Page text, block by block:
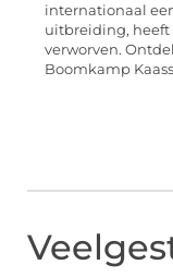
internationaal
uitbreiding,
verworven.
Boomkamp